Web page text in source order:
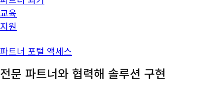
교육
지원
파트너 포털 액세스
전문 파트너와 협력해 솔루션 구현